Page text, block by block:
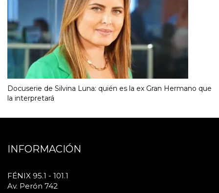
Docuserie de Silvina Luna: quién es la ex Gran Hermano que
la interpretará
INFORMACIÓN
FÉNIX 95.1 - 101.1
Av. Perón 742